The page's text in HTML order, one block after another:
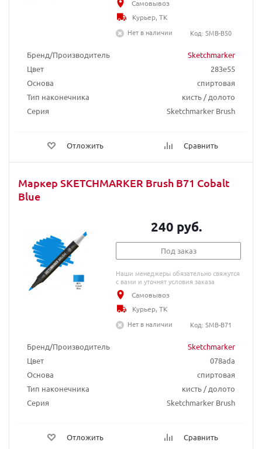
Бренд/Производитель
Sketchmarker
Цвет
283e55
Основа
спиртовая
Тип наконечника
кисть / долото
Серия
Sketchmarker Brush
Отложить Сравнить
Самовывоз
Курьер, ТК
Нет в наличии
Код: SMB-B50
Маркер SKETCHMARKER Brush B71 Cobalt
Blue
Бренд/Производитель
Sketchmarker
Цвет
078ada
Основа
спиртовая
Тип наконечника
кисть / долото
Серия
Sketchmarker Brush
Отложить Сравнить
240 руб.
Под заказ
Наши менеджеры обязательно свяжутся
с вами и уточнят условия заказа
Самовывоз
Курьер, ТК
Нет в наличии
Код: SMB-B71